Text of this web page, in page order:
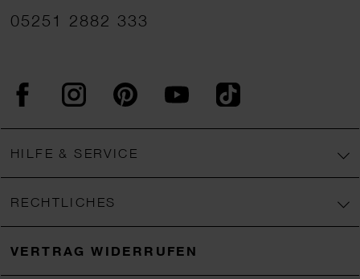
05251 2882 333
FacebookInstagram PinterestYouTubeTikTok
HILFE & SERVICE
RECHTLICHES
VERTRAG WIDERRUFEN